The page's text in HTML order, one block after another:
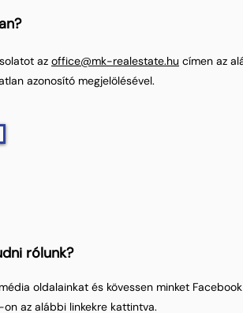
az office@mk-realestate.hu címen az
azonosító megjelölésével.
rólunk?
oldalainkat és kövessen minket
az alábbi linkekre kattintva.